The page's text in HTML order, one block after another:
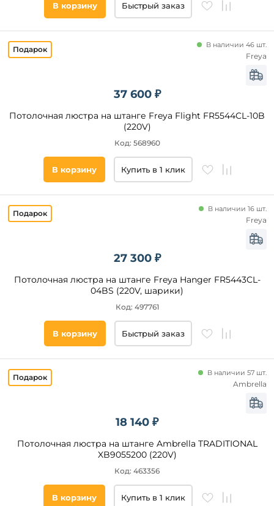
В корзину Быстрый заказ
37 600 ₽
Потолочная люстра на штанге Freya Flight FR5544CL-10B
(220V)
В наличии 46 шт.
Код: 568960
Freya
В корзину Купить в 1 клик
27 300 ₽
Потолочная люстра на штанге Freya Hanger FR5443CL-
04BS (220V, шарики)
В наличии 16 шт.
Код: 497761
Freya
В корзину Быстрый заказ
18 140 ₽
Потолочная люстра на штанге Ambrella TRADITIONAL
XB9055200 (220V)
В наличии 57 шт.
Код: 463356
Ambrella
В корзину Купить в 1 клик